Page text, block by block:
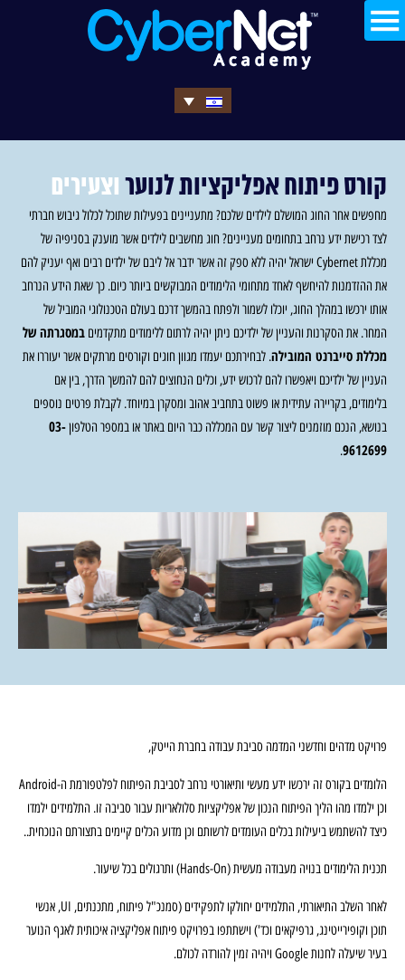
קורס פיתוח אפליקציות לנוער וצעירים
מחפשים אחר החוג המושלם לילדים שלכם? מתעניינים בפעילות שתוכל לכלול גיבוש חברתי
לצד רכישת ידע נרחב בתחומים מעניינים? חוג מחשבים לילדים אשר מוענק בסניפיה של
מכללת Cybernet ישראל יהיה ללא ספק זה אשר ידבר אל ליבם של ילדים רבים ואף יעניק להם
את ההזדמנות להיחשף לאחד מתחומי הלימודים המבוקשים ביותר כיום. כך שאת הידע הנרחב
אותו ירכשו במהלך החוג, יוכלו לשמור ולפתח בהמשך דרכם בעולם הטכנולוגי המוביל של
המחר. את הסקרנות והעניין של ילדיכם ניתן יהיה לרתום ללימודים מתקדמים במסגרתה של
מכללת סייברנט המובילה. לבחירתכם יעמדו מגוון חוגים וקורסים מרתקים אשר יעוררו את
העניין של ילדיכם ויאפשרו להם לרכוש ידע, וכלים הנחוצים להם להמשך הדרך, בין אם
בלימודים, בקריירה עתידית או פשוט בתחביב אהוב ומסקרן במיוחד. לקבלת פרטים נוספים
בנושא, הנכם מוזמנים ליצור קשר עם המכללה כבר היום באתר או במספר הטלפון03-
9612699
.
פרויקט מדהים וחדשני המדמה סביבת עבודה בחברת הייטק,
הלומדים בקורס זה ירכשו ידע מעשי ותיאורטי נרחב לסביבת הפיתוח לפלטפורמת ה-Android
וכן ילמדו מהו הליך הפיתוח הנכון של אפליקציות סלולאריות עבור סביבה זו. התלמידים ילמדו
כיצד להשתמש ביעילות בכלים העומדים לרשותם וכן מדוע הכלים קיימים בתצורתם הנוכחית..
תכנית הלימודים בנויה מעבודה מעשית (Hands-On) ותרגולים בכל שיעור.
לאחר השלב התיאורתי, התלמידים יחולקו לתפקידים (סמנכ"ל פיתוח, מתכנתים, UI, אנשי
תוכן וקופירייטינג, גרפיקאים וכד') וישתתפו בפרויקט פיתוח אפליקציה איכותית לאגף הנוער
בעיר שיעלה לחנות Google ויהיה זמין להורדה לכולם.